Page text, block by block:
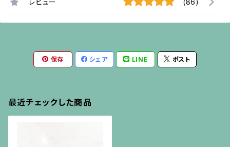
レビュー (86)
保存 シェア LINE ポスト
最近チェックした商品